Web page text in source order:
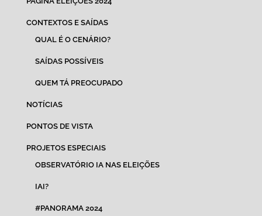
CONTEXTOS E SAÍDAS
QUAL É O CENÁRIO?
SAÍDAS POSSÍVEIS
QUEM TÁ PREOCUPADO
NOTÍCIAS
PONTOS DE VISTA
PROJETOS ESPECIAIS
OBSERVATÓRIO IA NAS ELEIÇÕES
IAI?
#PANORAMA 2024